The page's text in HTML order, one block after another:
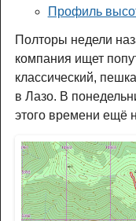
Профиль
Полторы недели
компания ищет
классический,
в Лазо. В
этого времени ещё